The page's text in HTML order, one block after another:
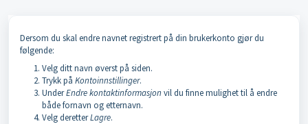
Dersom du skal endre navnet registrert på din brukerkonto gjør du
følgende:
Velg ditt navn øverst på siden.
Trykk på Kontoinnstillinger.
UnderEndre kontaktinformasjon vil du finne mulighet til å endre
både fornavn og etternavn.
Velg deretterLagre.